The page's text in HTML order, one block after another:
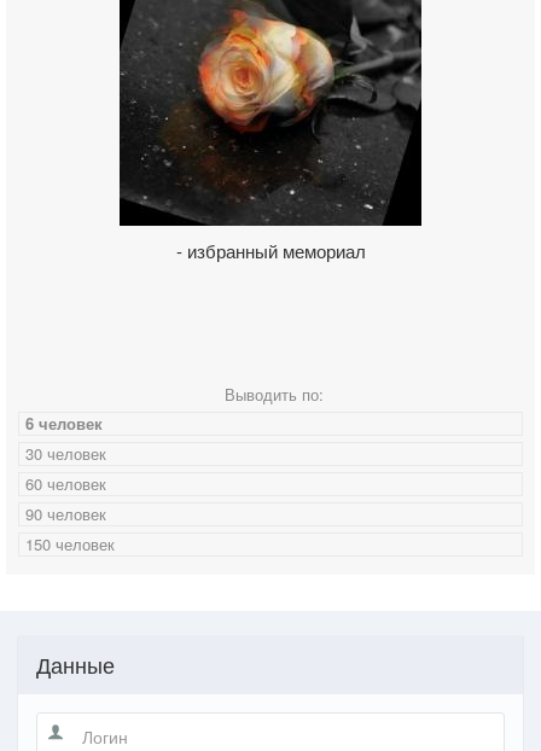
- избранный мемориал
Выводить по:
6 человек
30 человек
60 человек
90 человек
150 человек
Данные